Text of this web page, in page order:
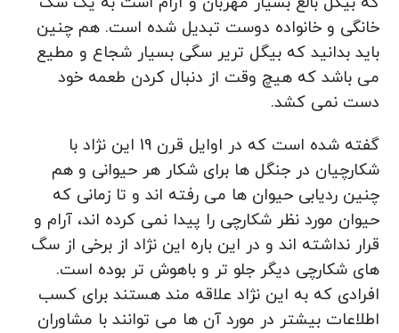
خانگی و خانواده دوست تبدیل شده است. هم چنین
باید بدانید که بیگل تریر سگی بسیار شجاع و مطیع
می باشد که هیچ وقت از دنبال کردن طعمه خود
دست نمی کشد.
گفته شده است که در اوایل قرن 19 این نژاد با
شکارچیان در جنگل ها برای شکار هر حیوانی و هم
چنین ردیابی حیوان ها می رفته اند و تا زمانی که
حیوان مورد نظر شکارچی را پیدا نمی کرده اند، آرام و
قرار نداشته اند و در این باره این نژاد از برخی از سگ
های شکارچی دیگر جلو تر و باهوش تر بوده است.
افرادی که به این نژاد علاقه مند هستند برای کسب
اطلاعات بیشتر در مورد آن ها می توانند با مشاوران